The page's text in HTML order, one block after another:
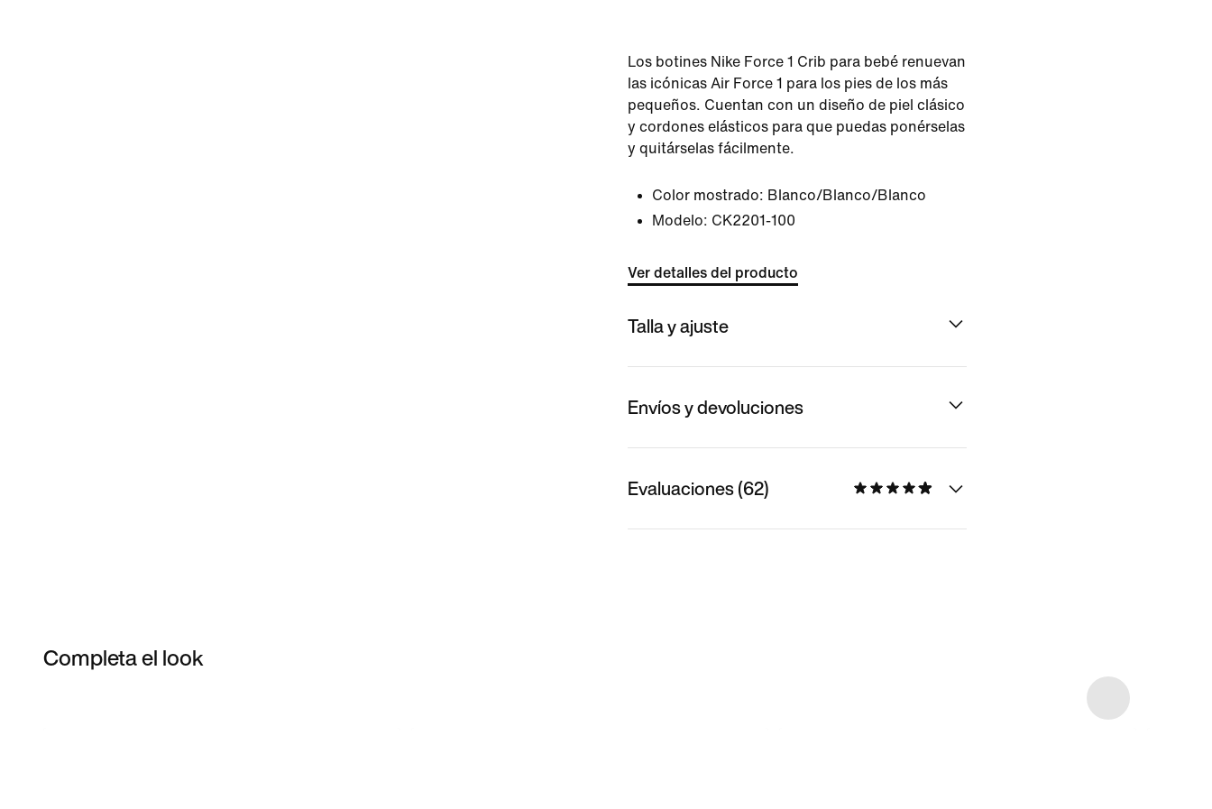
Los botines Nike Force 1 Crib para bebé renuevan
las icónicas Air Force 1 para los pies de los más
pequeños. Cuentan con un diseño de piel clásico
y cordones elásticos para que puedas ponérselas
y quitárselas fácilmente.
Color mostrado: Blanco/Blanco/Blanco
Modelo: CK2201-100
Ver detalles del producto
Talla y ajuste
Envíos y devoluciones
Evaluaciones (62)
Completa el look